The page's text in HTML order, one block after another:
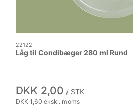
22122
Låg til Condibæger 280 ml Rund
DKK 2,00 / STK
DKK 1,60 ekskl. moms